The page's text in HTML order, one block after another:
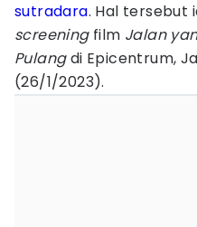
sutradara. Hal tersebut
screeningfilm Jalan
Pulangdi Epicentrum,
(26/1/2023).